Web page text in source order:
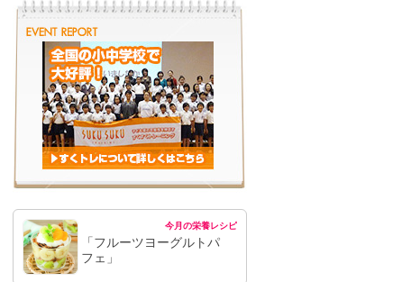
今月の栄養レシピ
「フルーツヨーグルトパ
フェ」